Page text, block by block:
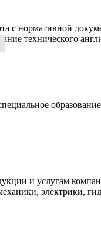
с нормативной
технического
и услугам
электрики,